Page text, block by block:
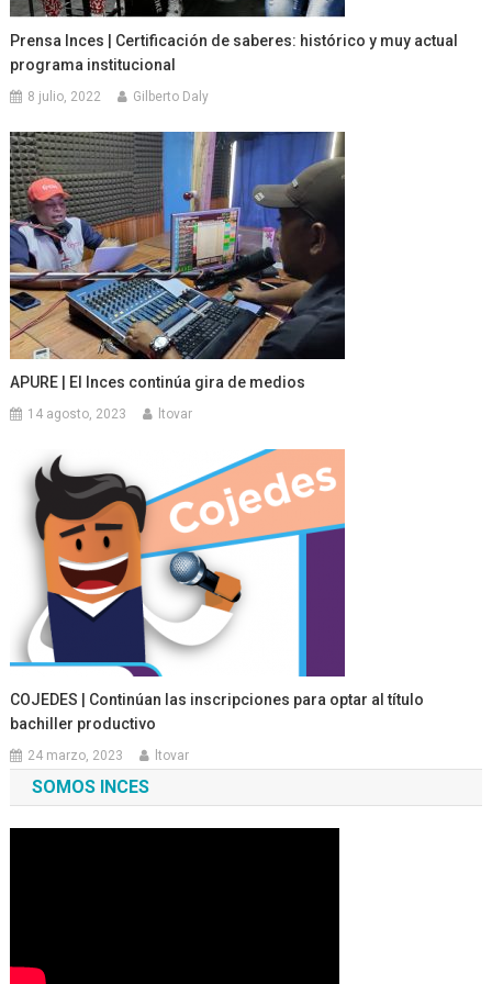
Prensa Inces | Certificación de saberes: histórico y muy actual
programa institucional
8 julio, 2022 Gilberto Daly
APURE | El Inces continúa gira de medios
14 agosto, 2023 ltovar
COJEDES | Continúan las inscripciones para optar al título
bachiller productivo
24 marzo, 2023 ltovar
SOMOS INCES